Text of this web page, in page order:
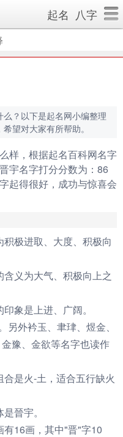
起名 八字
？以下是起名网小编整理
望对大家有所帮助。
样，根据起名百科网名字
宇名字打分分数为：86
起得很好，成功与惊喜会
字，80-90分为很好的名
为不好的名字）
极进取、大度、积极向
义为大气、积极向上之
象是上进、广阔。
另外衿玉、聿珒、煜金、
豫、金欲等名字也读作
是火-土，适合五行缺火
晉宇。
16画，其中"晋"字10